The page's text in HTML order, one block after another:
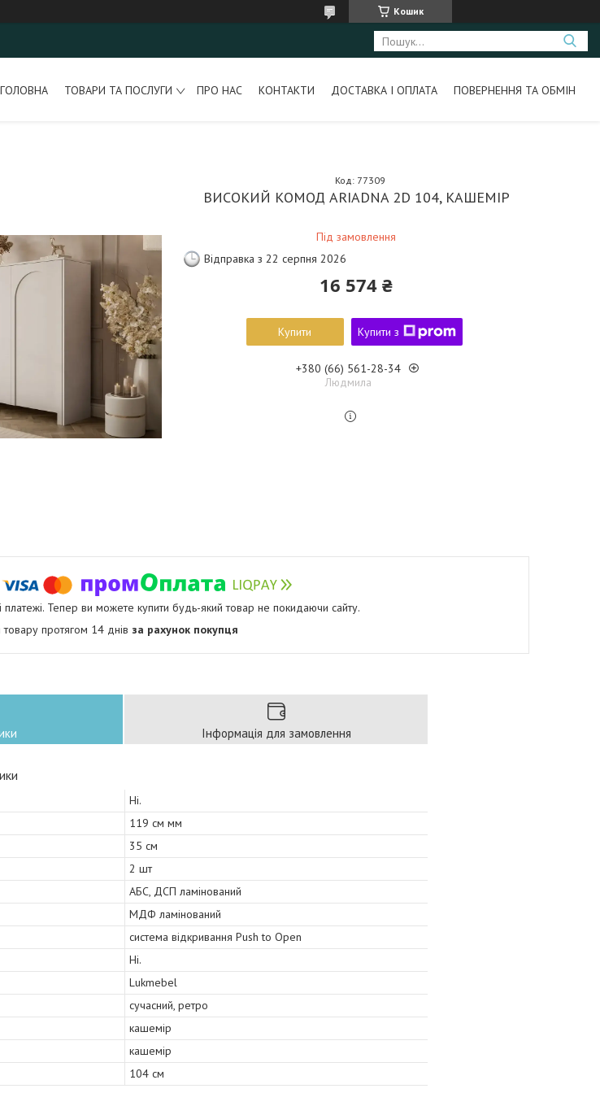
Кошик
ГОЛОВНА ТОВАРИ ТА ПОСЛУГИ ПРО НАС КОНТАКТИ ДОСТАВКА І ОПЛАТА ПОВЕРНЕННЯ ТА ОБМІН
ВИСОКИЙ КОМОД ARIADNA 2D 104, КАШЕМІР
Під замовлення
Код: 77309
Відправка з 22 серпня 2026
16 574 ₴
Купити Купити з
+380 (66) 561-28-34
Людмила
платежі. Тепер ви можете купити будь-який товар не покидаючи сайту.
протягом 14 днів за рахунок покупця
Інформація для замовлення
Ні.
119 см мм
35 см
2 шт
АБС, ДСП ламінований
МДФ ламінований
система відкривання Push to Open
Ні.
Lukmebel
сучасний, ретро
кашемір
кашемір
104 см